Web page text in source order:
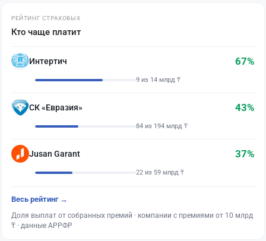
РЕЙТИНГ СТРАХОВЫХ
Кто чаще платит
Интертич 67%
9 из 14 млрд ₸
СК «Евразия» 43%
84 из 194 млрд ₸
Jusan Garant 37%
22 из 59 млрд ₸
Весь рейтинг →
Доля выплат от собранных премий · компании с премиями от 10 млрд
₸ · данные АРРФР